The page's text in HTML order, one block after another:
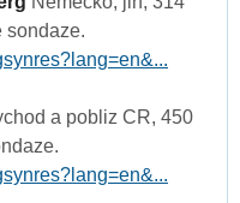
sondaze.
a pobliz CR, 450